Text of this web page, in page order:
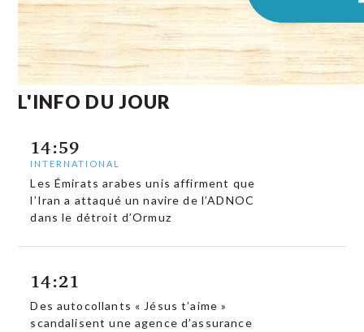
L'INFO DU JOUR
14:59
INTERNATIONAL
Les Émirats arabes unis affirment que
l’Iran a attaqué un navire de l’ADNOC
dans le détroit d’Ormuz
14:21
Des autocollants « Jésus t’aime »
scandalisent une agence d’assurance